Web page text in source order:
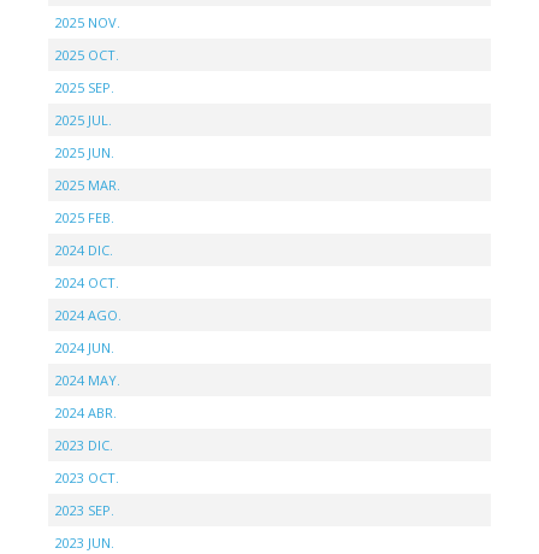
2025 NOV.
2025 OCT.
2025 SEP.
2025 JUL.
2025 JUN.
2025 MAR.
2025 FEB.
2024 DIC.
2024 OCT.
2024 AGO.
2024 JUN.
2024 MAY.
2024 ABR.
2023 DIC.
2023 OCT.
2023 SEP.
2023 JUN.